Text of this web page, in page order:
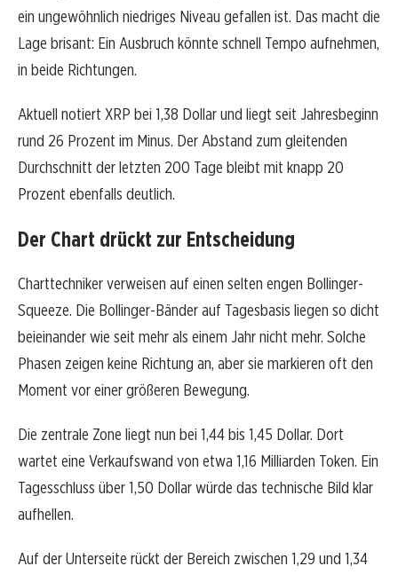
ein ungewöhnlich niedriges Niveau gefallen ist. Das macht die
Lage brisant: Ein Ausbruch könnte schnell Tempo aufnehmen,
in beide Richtungen.
Aktuell notiert XRP bei 1,38 Dollar und liegt seit Jahresbeginn
rund 26 Prozent im Minus. Der Abstand zum gleitenden
Durchschnitt der letzten 200 Tage bleibt mit knapp 20
Prozent ebenfalls deutlich.
Der Chart drückt zur Entscheidung
Charttechniker verweisen auf einen selten engen Bollinger-
Squeeze. Die Bollinger-Bänder auf Tagesbasis liegen so dicht
beieinander wie seit mehr als einem Jahr nicht mehr. Solche
Phasen zeigen keine Richtung an, aber sie markieren oft den
Moment vor einer größeren Bewegung.
Die zentrale Zone liegt nun bei 1,44 bis 1,45 Dollar. Dort
wartet eine Verkaufswand von etwa 1,16 Milliarden Token. Ein
Tagesschluss über 1,50 Dollar würde das technische Bild klar
aufhellen.
Auf der Unterseite rückt der Bereich zwischen 1,29 und 1,34